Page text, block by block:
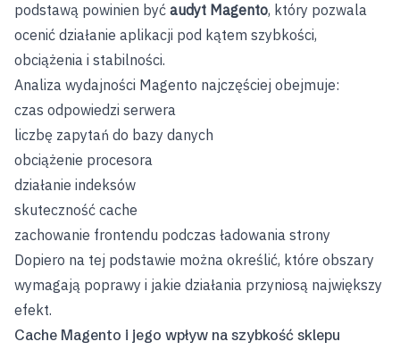
podstawą powinien być audyt Magento, który pozwala
ocenić działanie aplikacji pod kątem szybkości,
obciążenia i stabilności.
Analiza wydajności Magento najczęściej obejmuje:
czas odpowiedzi serwera
liczbę zapytań do bazy danych
obciążenie procesora
działanie indeksów
skuteczność cache
zachowanie frontendu podczas ładowania strony
Dopiero na tej podstawie można określić, które obszary
wymagają poprawy i jakie działania przyniosą największy
efekt.
Cache Magento i jego wpływ na szybkość sklepu